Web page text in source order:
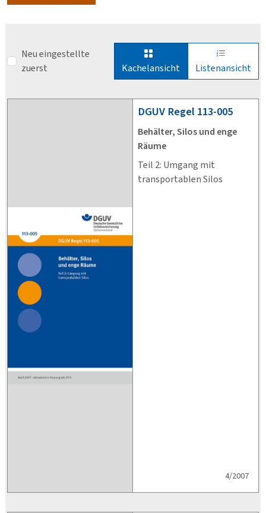
Neu eingestellte
zuerst
Kachelansicht Listenansicht
DGUV Regel 113-005
Behälter, Silos und enge
Räume
Teil 2: Umgang mit
transportablen Silos
4/2007